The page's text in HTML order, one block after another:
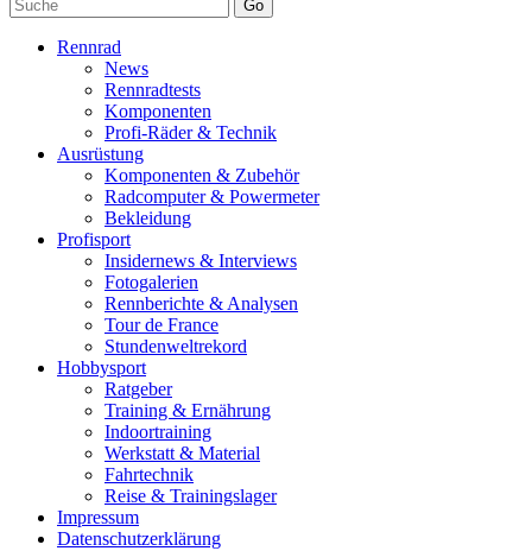
Go
Rennrad
News
Rennradtests
Komponenten
Profi-Räder & Technik
Ausrüstung
Komponenten & Zubehör
Radcomputer & Powermeter
Bekleidung
Profisport
Insidernews & Interviews
Fotogalerien
Rennberichte & Analysen
Tour de France
Stundenweltrekord
Hobbysport
Ratgeber
Training & Ernährung
Indoortraining
Werkstatt & Material
Fahrtechnik
Reise & Trainingslager
Impressum
Datenschutzerklärung